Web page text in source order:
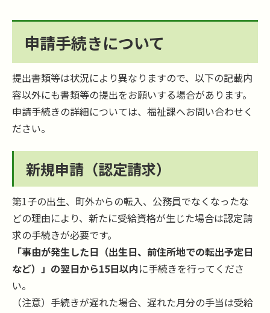
申請手続きについて
提出書類等は状況により異なりますので、以下の記載内
容以外にも書類等の提出をお願いする場合があります。
申請手続きの詳細については、福祉課へお問い合わせく
ださい。
新規申請（認定請求）
第1子の出生、町外からの転入、公務員でなくなったな
どの理由により、新たに受給資格が生じた場合は認定請
求の手続きが必要です。
「事由が発生した日（出生日、前住所地での転出予定日
など）」の翌日から15日以内に手続きを行ってくださ
い。
（注意）手続きが遅れた場合、遅れた月分の手当は受給